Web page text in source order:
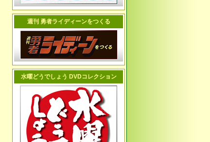
週刊 勇者ライディーンをつくる
水曜どうでしょう DVDコレクション